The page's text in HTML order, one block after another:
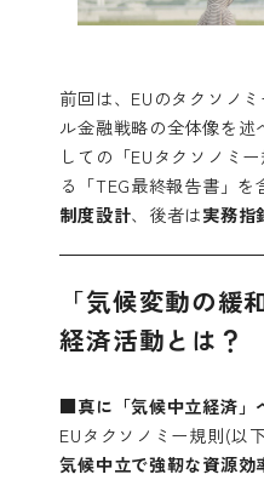
前回は、EUのタクソノ
ル金融戦略の全体像を述
しての「EUタクソノミ
る「TEG最終報告書」
制度設計、後者は実務指
「気候変動の緩
経済活動とは？
■真に「気候中立経済」
EUタクソノミー規則(以
気候中立で強靭な資源